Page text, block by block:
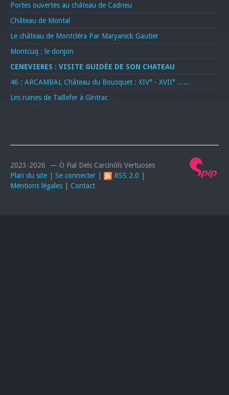
Portes ouvertes au château de Cadrieu
Château de Montal
Le château de Montcléra Par Maryanick Gautier
Montcuq : le donjon
CENEVIERES : VISITE GUIDÉE DE SON CHATEAU
46 : ARCAMBAL Château du Bousquet : XIV° - XVII° ......
Les ruines de Taillefer à Gintrac
2023-2026 — Ò Fial Dels Carcinòls Vertuoses
Plan du site | Se connecter | RSS 2.0 |
Mentions légales | Contact